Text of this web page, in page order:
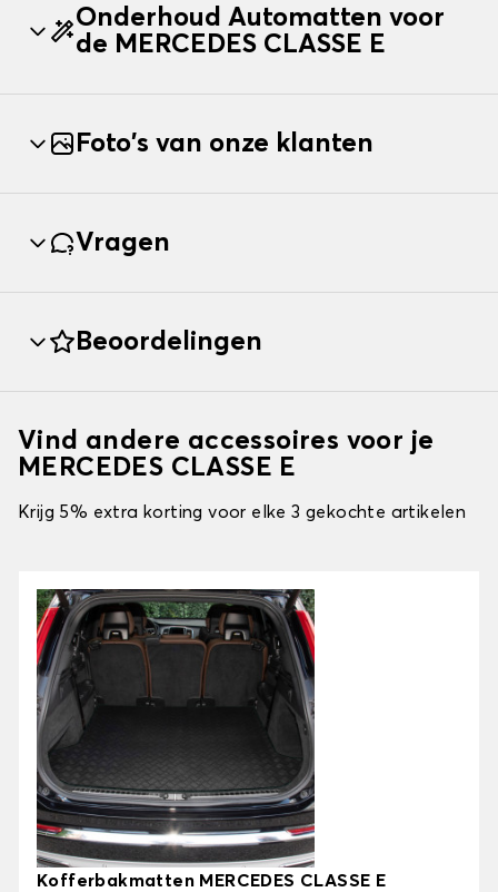
Onderhoud Automatten voor
de MERCEDES CLASSE E
Foto's van onze klanten
Vragen
Beoordelingen
Vind andere accessoires voor je
MERCEDES CLASSE E
Krijg 5% extra korting voor elke 3 gekochte artikelen
Kofferbakmatten MERCEDES CLASSE E